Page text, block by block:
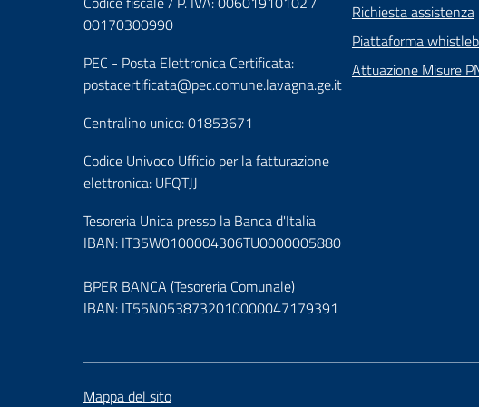
00170300990
PEC - Posta Elettronica Certificata:
postacertificata@pec.comune.lavagna.ge.it
Centralino unico: 01853671
Codice Univoco Ufficio per la fatturazione
elettronica: UFQTJJ
Richiesta assistenza
Piattaforma
Attuazione Misure
Tesoreria Unica presso la Banca d'Italia
IBAN: IT35W0100004306TU0000005880
BPER BANCA (Tesoreria Comunale)
IBAN: IT55N0538732010000047179391
Mappa del sito